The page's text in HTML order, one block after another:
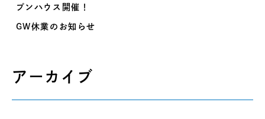
プンハウス開催！
GW休業のお知らせ
アーカイブ